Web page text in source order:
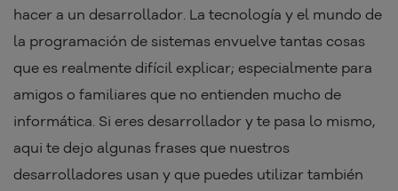
hacer a un desarrollador. La tecnología y el mundo de
la programación de sistemas envuelve tantas cosas
que es realmente difícil explicar; especialmente para
amigos o familiares que no entienden mucho de
informática. Si eres desarrollador y te pasa lo mismo,
aqui te dejo algunas frases que nuestros
desarrolladores usan y que puedes utilizar también